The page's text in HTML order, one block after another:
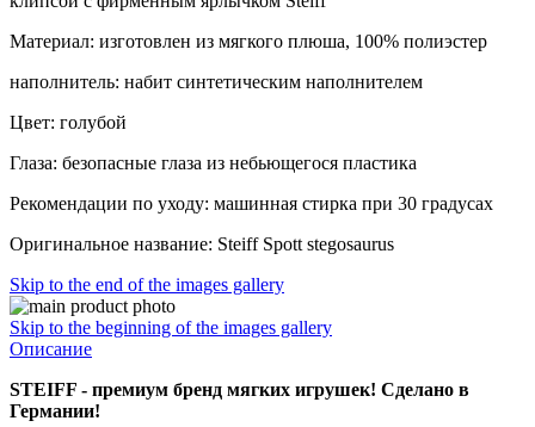
Материал: изготовлен из мягкого плюша, 100% полиэстер
наполнитель: набит синтетическим наполнителем
Цвет: голубой
Глаза: безопасные глаза из небьющегося пластика
Рекомендации по уходу: машинная стирка при 30 градусах
Оригинальное название: Steiff Spott stegosaurus
Skip to the end of the images gallery
Skip to the beginning of the images gallery
Описание
STEIFF - премиум бренд мягких игрушек! Сделано в
Германии!